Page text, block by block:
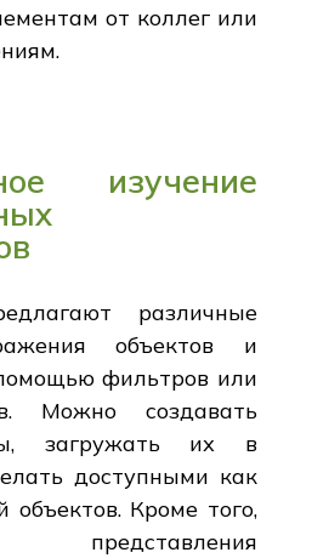
от коллег или
изучение
различные
объектов и
фильтров или
Можно создавать
загружать их в
доступными как
объектов. Кроме того,
представления